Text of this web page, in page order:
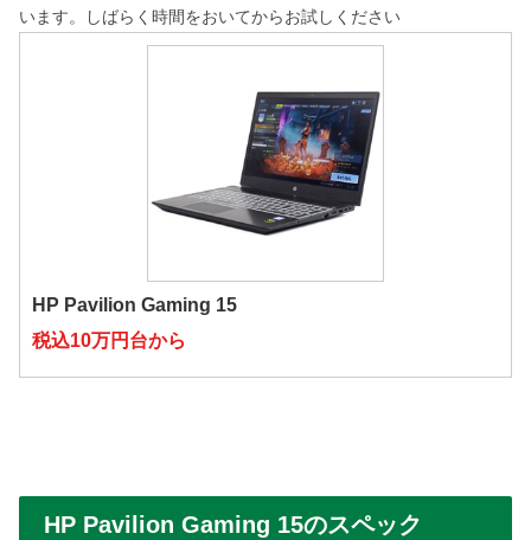
います。しばらく時間をおいてからお試しください
HP Pavilion Gaming 15
税込10万円台から
HP Pavilion Gaming 15のスペック